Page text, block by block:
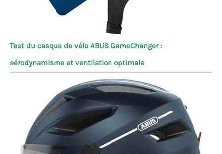
Test du casque de vélo ABUS GameChanger :
aérodynamisme et ventilation optimale